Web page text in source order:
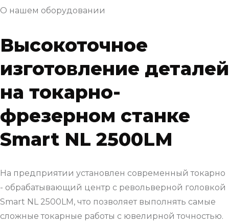
О нашем оборудовании
Высокоточное
изготовление деталей
на токарно-
фрезерном станке
Smart NL 2500LM
На предприятии установлен современный токарно
- обрабатывающий центр с револьверной головкой
Smart NL 2500LM, что позволяет выполнять самые
сложные токарные работы с ювелирной точностью.